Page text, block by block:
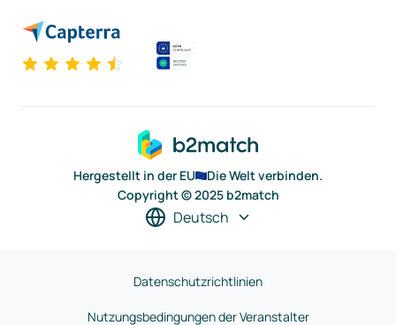
Hergestellt in der EU
Die Welt verbinden.
Copyright © 2025 b2match
Deutsch
Datenschutzrichtlinien
Nutzungsbedingungen der Veranstalter